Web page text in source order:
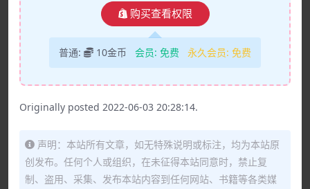
购买查看权限
普通: 10金币 会员: 免费 永久会员: 免费
Originally posted 2022-06-03 20:28:14.
声明：本站所有文章，如无特殊说明或标注，均为本站原
创发布。任何个人或组织，在未征得本站同意时，禁止复
制、盗用、采集、发布本站内容到任何网站、书籍等各类媒